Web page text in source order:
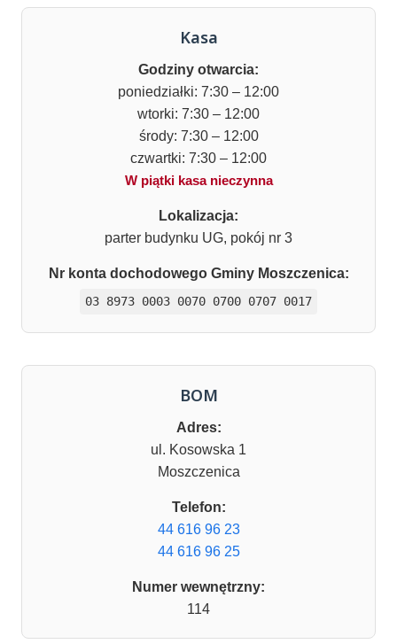
Kasa
Godziny otwarcia:
poniedziałki: 7:30 – 12:00
wtorki: 7:30 – 12:00
środy: 7:30 – 12:00
czwartki: 7:30 – 12:00
W piątki kasa nieczynna
Lokalizacja:
parter budynku UG, pokój nr 3
Nr konta dochodowego Gminy Moszczenica:
03 8973 0003 0070 0700 0707 0017
BOM
Adres:
ul. Kosowska 1
Moszczenica
Telefon:
44 616 96 23
44 616 96 25
Numer wewnętrzny:
114